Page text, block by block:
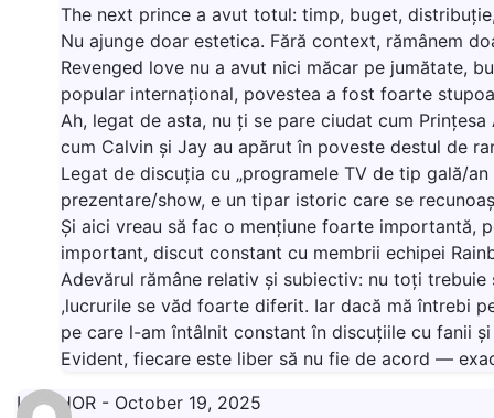
The next prince a avut totul: timp, buget,
Nu ajunge doar estetica. Fără context, rămânem
Revenged love nu a avut nici măcar pe jumătate,
popular internațional, povestea a fost foarte
Ah, legat de asta, nu ți se pare ciudat cum
cum Calvin și Jay au apărut în poveste destul de
Legat de discuția cu „programele TV de tip gală/
prezentare/show, e un tipar istoric care se
Și aici vreau să fac o mențiune foarte importantă,
important, discut constant cu membrii echipei
Adevărul rămâne relativ și subiectiv: nu toți
,lucrurile se văd foarte diferit. Iar dacă mă întrebi
pe care l-am întâlnit constant în discuțiile cu fanii
Evident, fiecare este liber să nu fie de acord —
LIVISHOR - October 19, 2025